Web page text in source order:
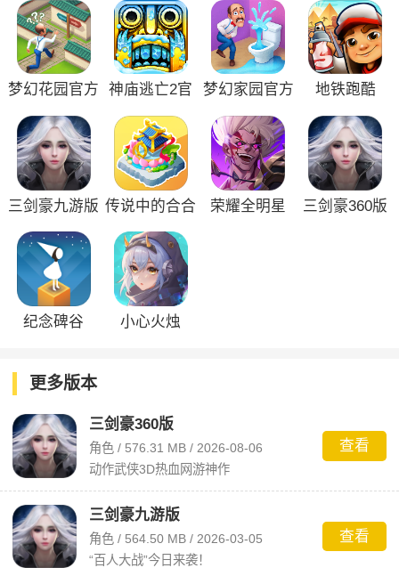
梦幻花园官方
神庙逃亡2官
梦幻家园官方
地铁跑酷
三剑豪九游版 传说中的合合
荣耀全明星 三剑豪360版
纪念碑谷 小心火烛
更多版本
三剑豪360版
角色 / 576.31 MB / 2026-08-06
动作武侠3D热血网游神作
查看
三剑豪九游版
角色 / 564.50 MB / 2026-03-05
“百人大战”今日来袭！
查看